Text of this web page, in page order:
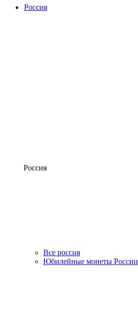
Россия
Россия
Все россия
Юбилейные монеты России